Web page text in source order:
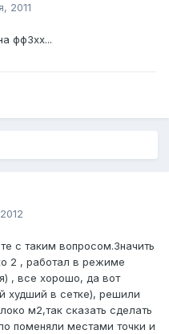
2011
фф3хх...
с таким вопросом.Значить
2 , работал в режиме
, все хорошо, да вот
худший в сетке), решили
м2,так сказать сделать
поменяли местами точки и